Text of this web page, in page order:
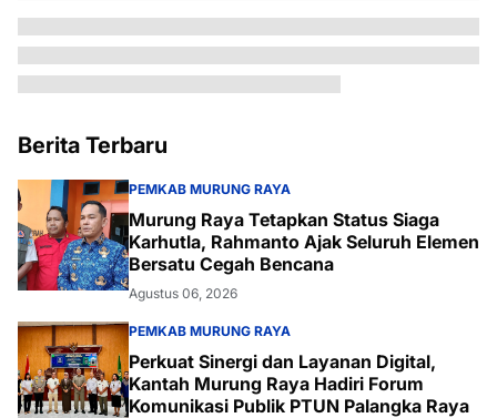
Berita Terbaru
PEMKAB MURUNG RAYA
Murung Raya Tetapkan Status Siaga
Karhutla, Rahmanto Ajak Seluruh Elemen
Bersatu Cegah Bencana
Agustus 06, 2026
PEMKAB MURUNG RAYA
Perkuat Sinergi dan Layanan Digital,
Kantah Murung Raya Hadiri Forum
Komunikasi Publik PTUN Palangka Raya